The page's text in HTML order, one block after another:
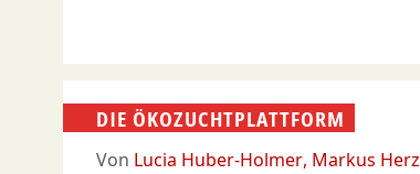
DIE ÖKOZUCHTPLATTFORM
Von Lucia Huber-Holmer Markus Herz